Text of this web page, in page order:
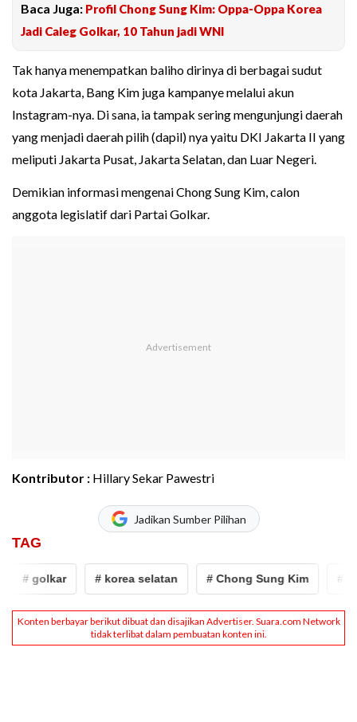
Baca Juga: Profil Chong Sung Kim: Oppa-Oppa Korea
Jadi Caleg Golkar, 10 Tahun jadi WNI
Tak hanya menempatkan baliho dirinya di berbagai sudut
kota Jakarta, Bang Kim juga kampanye melalui akun
Instagram-nya. Di sana, ia tampak sering mengunjungi daerah
yang menjadi daerah pilih (dapil) nya yaitu DKI Jakarta II yang
meliputi Jakarta Pusat, Jakarta Selatan, dan Luar Negeri.
Demikian informasi mengenai Chong Sung Kim, calon
anggota legislatif dari Partai Golkar.
Kontributor : Hillary Sekar Pawestri
Jadikan Sumber Pilihan
TAG
# golkar # korea selatan # Chong Sung Kim #